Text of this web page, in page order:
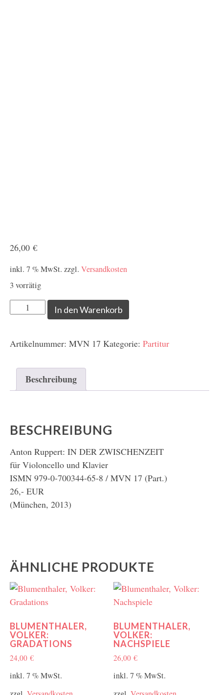
26,00 €
inkl. 7 % MwSt. zzgl. Versandkosten
3 vorrätig
Ruppert,
der
Menge
In den Warenkorb
Artikelnummer: MVN 17 Kategorie: Partitur
Beschreibung
BESCHREIBUNG
Anton Ruppert: IN DER ZWISCHENZEIT
für Violoncello und Klavier
ISMN 979-0-700344-65-8 / MVN 17 (Part.)
26,- EUR
(München, 2013)
ÄHNLICHE PRODUKTE
BLUMENTHALER,
VOLKER:
GRADATIONS
24,00 €
inkl. 7 % MwSt.
BLUMENTHALER,
VOLKER:
NACHSPIELE
26,00€
inkl. 7 % MwSt.